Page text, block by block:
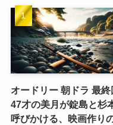
オードリー 朝ドラ 最終
47才の美月が錠島と杉
呼びかける、映画作り